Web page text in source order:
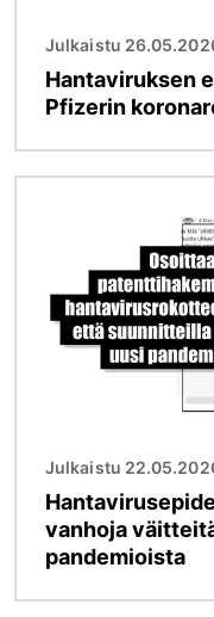
Julkaistu
Hantaviruksen
Pfizerin
Julkaistu
vanhoja
pandemioista